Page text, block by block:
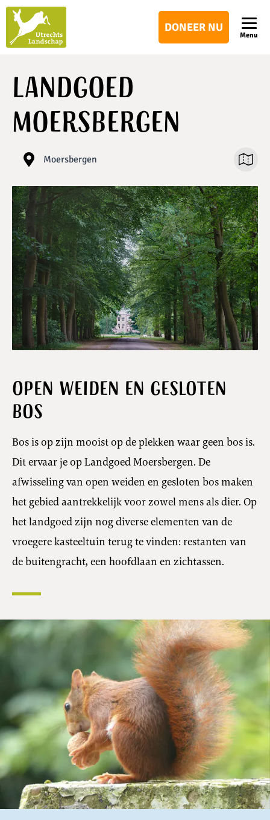
DONEER NU
Menu
Landgoed
Moersbergen
Moersbergen Open
Open weiden en gesloten
bos
Bos is op zijn mooist op de plekken waar geen bos is.
Dit ervaar je op Landgoed Moersbergen. De
afwisseling van open weiden en gesloten bos maken
het gebied aantrekkelijk voor zowel mens als dier. Op
het landgoed zijn nog diverse elementen van de
vroegere kasteeltuin terug te vinden: restanten van
de buitengracht, een hoofdlaan en zichtassen.